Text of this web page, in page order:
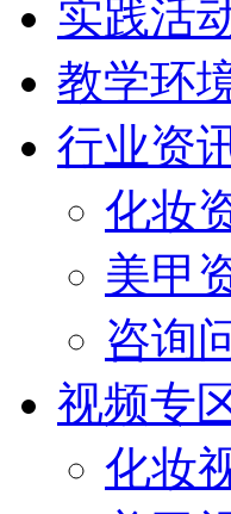
实践活
教学环
行业资
化妆
美甲
咨询
视频专
化妆